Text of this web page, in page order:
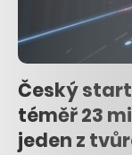
Český
téměř 23
jeden z